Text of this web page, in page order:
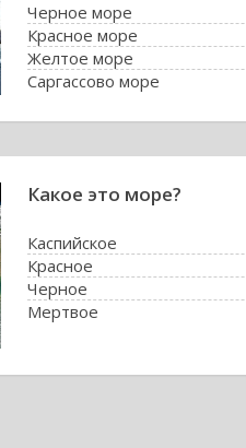
Черное море
Красное море
Желтое море
Саргассово море
Какое это море?
Каспийское
Красное
Черное
Мертвое